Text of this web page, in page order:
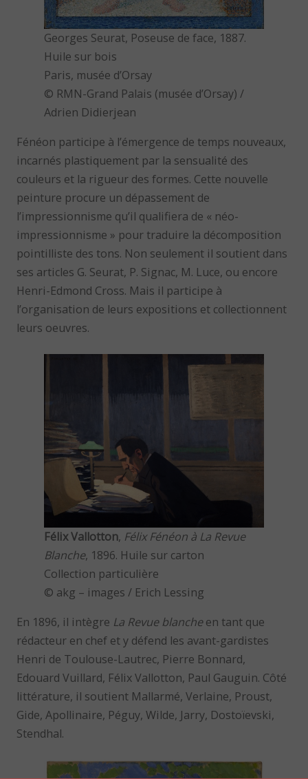
Georges Seurat, Poseuse de face, 1887.
Huile sur bois
Paris, musée d’Orsay
© RMN-Grand Palais (musée d’Orsay) /
Adrien Didierjean
Fénéon participe à l’émergence de temps nouveaux,
incarnés plastiquement par la sensualité des
couleurs et la rigueur des formes. Cette nouvelle
peinture procure un dépassement de
l’impressionnisme qu’il qualifiera de « néo-
impressionnisme » pour traduire la décomposition
pointilliste des tons. Non seulement il soutient dans
ses articles G. Seurat, P. Signac, M. Luce, ou encore
Henri-Edmond Cross. Mais il participe à
l’organisation de leurs expositions et collectionnent
leurs oeuvres.
Félix Vallotton, Félix Fénéon à La Revue
Blanche, 1896. Huile sur carton
Collection particulière
© akg – images / Erich Lessing
En 1896, il intègre La Revue blancheen tant que
rédacteur en chef et y défend les avant-gardistes
Henri de Toulouse-Lautrec, Pierre Bonnard,
Edouard Vuillard, Félix Vallotton, Paul Gauguin. Côté
littérature, il soutient Mallarmé, Verlaine, Proust,
Gide, Apollinaire, Péguy, Wilde, Jarry, Dostoïevski,
Stendhal.